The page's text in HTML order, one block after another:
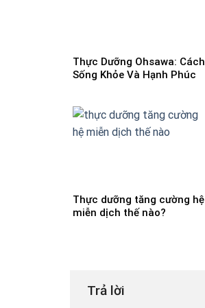
Thực Dưỡng Ohsawa: Cách
Sống Khỏe Và Hạnh Phúc
Thực dưỡng tăng cường hệ
miễn dịch thế nào?
Trả lời